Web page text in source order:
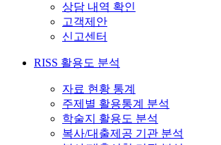
상담 내역 확인
고객제안
신고센터
RISS 활용도 분석
자료 현황 통계
주제별 활용통계 분석
학술지 활용도 분석
복사/대출제공 기관 분석